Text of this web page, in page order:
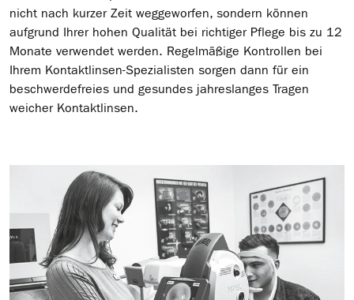
nicht nach kurzer Zeit weggeworfen, sondern können
aufgrund Ihrer hohen Qualität bei richtiger Pflege bis zu 12
Monate verwendet werden. Regelmäßige Kontrollen bei
Ihrem Kontaktlinsen-Spezialisten sorgen dann für ein
beschwerdefreies und gesundes jahreslanges Tragen
weicher Kontaktlinsen.